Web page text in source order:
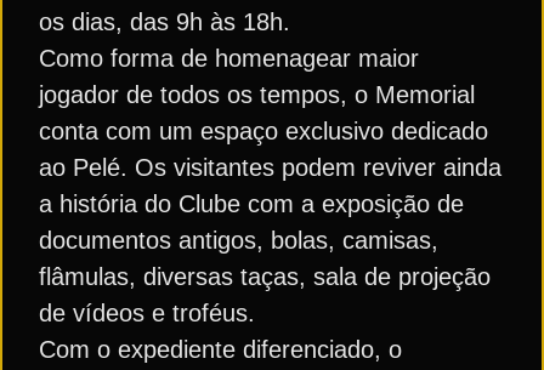
os dias, das 9h às 18h.
Como forma de homenagear maior
jogador de todos os tempos, o Memorial
conta com um espaço exclusivo dedicado
ao Pelé. Os visitantes podem reviver ainda
a história do Clube com a exposição de
documentos antigos, bolas, camisas,
flâmulas, diversas taças, sala de projeção
de vídeos e troféus.
Com o expediente diferenciado, o